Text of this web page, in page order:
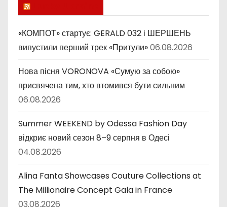
к
и
«КОМПОТ» стартує: GERALD 032 і ШЕРШЕНЬ
випустили перший трек «Притули»06.08.2026
Нова пісня VORONOVA «Сумую за собою»
присвячена тим, хто втомився бути сильним
06.08.2026
Summer WEEKEND by Odessa Fashion Day
відкриє новий сезон 8–9 серпня в Одесі
04.08.2026
Alina Fanta Showcases Couture Collections at
The Millionaire Concept Gala in France
03.08.2026